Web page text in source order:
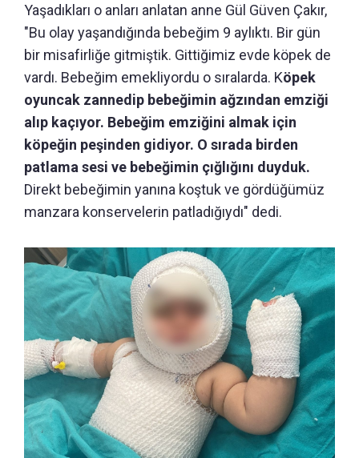
Yaşadıkları o anları anlatan anne Gül Güven Çakır,
"Bu olay yaşandığında bebeğim 9 aylıktı. Bir gün
bir misafirliğe gitmiştik. Gittiğimiz evde köpek de
vardı. Bebeğim emekliyordu o sıralarda. Köpek
oyuncak zannedip bebeğimin ağzından emziği
alıp kaçıyor. Bebeğim emziğini almak için
köpeğin peşinden gidiyor. O sırada birden
patlama sesi ve bebeğimin çığlığını duyduk.
Direkt bebeğimin yanına koştuk ve gördüğümüz
manzara konservelerin patladığıydı" dedi.